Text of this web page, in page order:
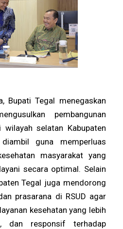
Bupati Tegal menegaskan
pembangunan
selatan Kabupaten
guna memperluas
masyarakat yang
secara optimal. Selain
Tegal juga mendorong
prasarana di RSUD agar
kesehatan yang lebih
dan responsif terhadap